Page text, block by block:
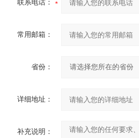
联系电话：
常用邮箱：
省份：
详细地址：
补充说明：